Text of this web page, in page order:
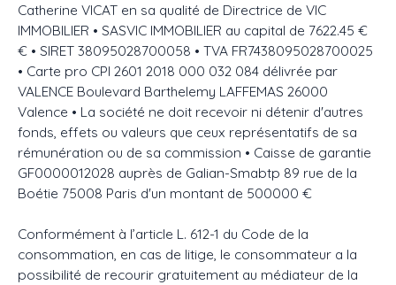
Catherine VICAT en sa qualité de Directrice de VIC
IMMOBILIER • SASVIC IMMOBILIER au capital de 7622.45 €
€ • SIRET 38095028700058 • TVA FR7438095028700025
• Carte pro CPI 2601 2018 000 032 084 délivrée par
VALENCE Boulevard Barthelemy LAFFEMAS 26000
Valence • La société ne doit recevoir ni détenir d'autres
fonds, effets ou valeurs que ceux représentatifs de sa
rémunération ou de sa commission • Caisse de garantie
GF0000012028 auprès de Galian-Smabtp 89 rue de la
Boétie 75008 Paris d'un montant de 500000 €
Conformément à l’article L. 612-1 du Code de la
consommation, en cas de litige, le consommateur a la
possibilité de recourir gratuitement au médiateur de la